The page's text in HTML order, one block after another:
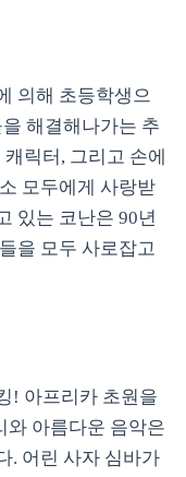
의해 초등학생으
해결해나가는 추
릭터, 그리고 손에
모두에게 사랑받
있는 코난은 90년
을 모두 사로잡고
! 아프리카 초원을
와 아름다운 음악은
. 어린 사자 심바가